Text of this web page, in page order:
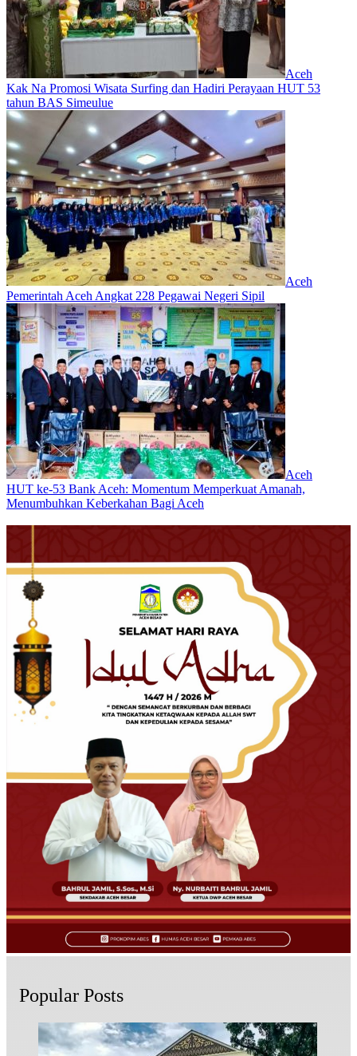
Aceh
Kak Na Promosi Wisata Surfing dan Hadiri Perayaan HUT 53
tahun BAS Simeulue
Aceh
Pemerintah Aceh Angkat 228 Pegawai Negeri Sipil
Aceh
HUT ke-53 Bank Aceh: Momentum Memperkuat Amanah,
Menumbuhkan Keberkahan Bagi Aceh
Popular Posts